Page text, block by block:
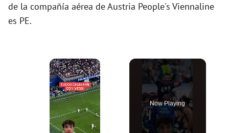
de la compañía aérea de Austria People's Viennaline
es PE.
×
Now Playing